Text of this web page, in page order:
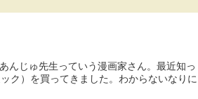
んじゅ先生っていう漫画家さん。最近知っ
ク）を買ってきました。わからないなりに